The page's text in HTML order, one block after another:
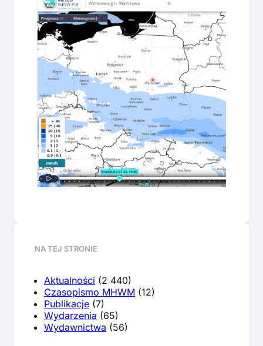
NA TEJ STRONIE
Aktualności (2 440)
Czasopismo MHWM (12)
Publikacje (7)
Wydarzenia (65)
Wydawnictwa (56)